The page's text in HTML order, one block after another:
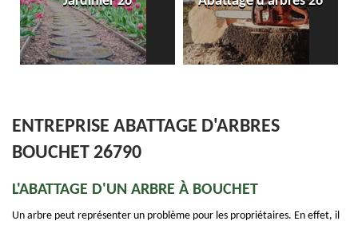
ENTREPRISE ABATTAGE D'ARBRES
BOUCHET 26790
L'ABATTAGE D'UN ARBRE À BOUCHET
Un arbre peut représenter un problème pour les propriétaires. En effet, il